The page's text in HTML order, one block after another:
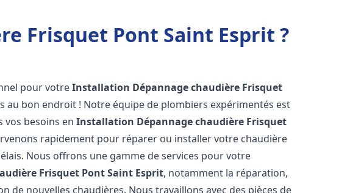
Frisquet Pont Saint Esprit ?
pour votreInstallation Dépannage chaudière Frisquet
au bon endroit ! Notre équipe de plombiers expérimentés est
vos besoins enInstallation Dépannage chaudière Frisquet
rapidement pour réparer ou installer votre chaudière
Nous offrons une gamme de services pour votre
Frisquet Pont Saint Esprit, notamment la réparation,
de nouvelles chaudières. Nous travaillons avec des pièces de